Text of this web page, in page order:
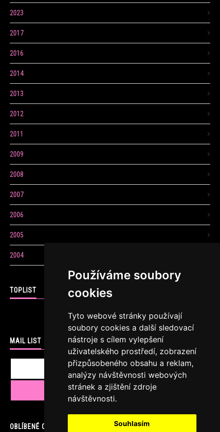
Používáme soubory
cookies
Tyto webové stránky používají
soubory cookies a další sledovací
nástroje s cílem vylepšení
uživatelského prostředí, zobrazení
přizpůsobeného obsahu a reklam,
analýzy návštěvnosti webových
stránek a zjištění zdroje
návštěvnosti.
Souhlasím
2023
2017
2016
2014
2013
2012
2011
2009
2008
2007
2006
2005
2004
TOPLIST
MAIL LIST
OBLÍBENÉ ODKAZY